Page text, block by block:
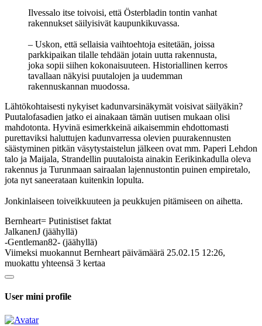
Ilvessalo itse toivoisi, että Österbladin tontin vanhat
rakennukset säilyisivät kaupunkikuvassa.
– Uskon, että sellaisia vaihtoehtoja esitetään, joissa
parkkipaikan tilalle tehdään jotain uutta rakennusta,
joka sopii siihen kokonaisuuteen. Historiallinen kerros
tavallaan näkyisi puutalojen ja uudemman
rakennuskannan muodossa.
Lähtökohtaisesti nykyiset kadunvarsinäkymät voisivat säilyäkin?
Puutalofasadien jatko ei ainakaan tämän uutisen mukaan olisi
mahdotonta. Hyvinä esimerkkeinä aikaisemmin ehdottomasti
purettaviksi haluttujen kadunvarressa olevien puurakennusten
säästyminen pitkän väsytystaistelun jälkeen ovat mm. Paperi Lehdon
talo ja Maijala, Strandellin puutaloista ainakin Eerikinkadulla oleva
rakennus ja Turunmaan sairaalan lajennustontin puinen empiretalo,
jota nyt saneerataan kuitenkin lopulta.
Jonkinlaiseen toiveikkuuteen ja peukkujen pitämiseen on aihetta.
Bernheart= Putinistiset faktat
JalkanenJ (jäähyllä)
-Gentleman82- (jäähyllä)
Viimeksi muokannut Bernheart päivämäärä 25.02.15 12:26,
muokattu yhteensä 3 kertaa
User mini profile